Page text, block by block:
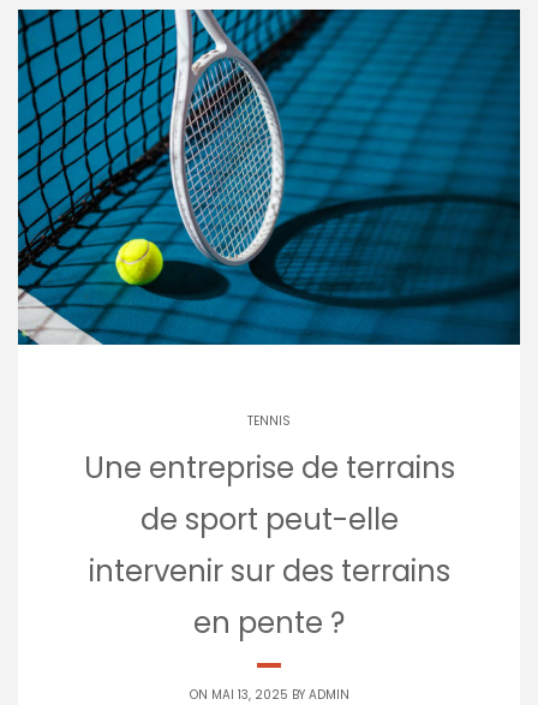
TENNIS
Une entreprise de terrains
de sport peut-elle
intervenir sur des terrains
en pente ?
ON MAI 13, 2025 BY ADMIN